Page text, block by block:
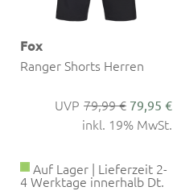
Fox
Ranger Shorts Herren
79,99 € 79,95 €
inkl. 19% MwSt.
Auf Lager | Lieferzeit 2-
4 Werktage innerhalb Dt.